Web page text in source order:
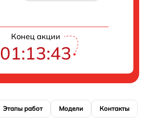
Конец акции
01:13:42
Этапы работ Модели Контакты